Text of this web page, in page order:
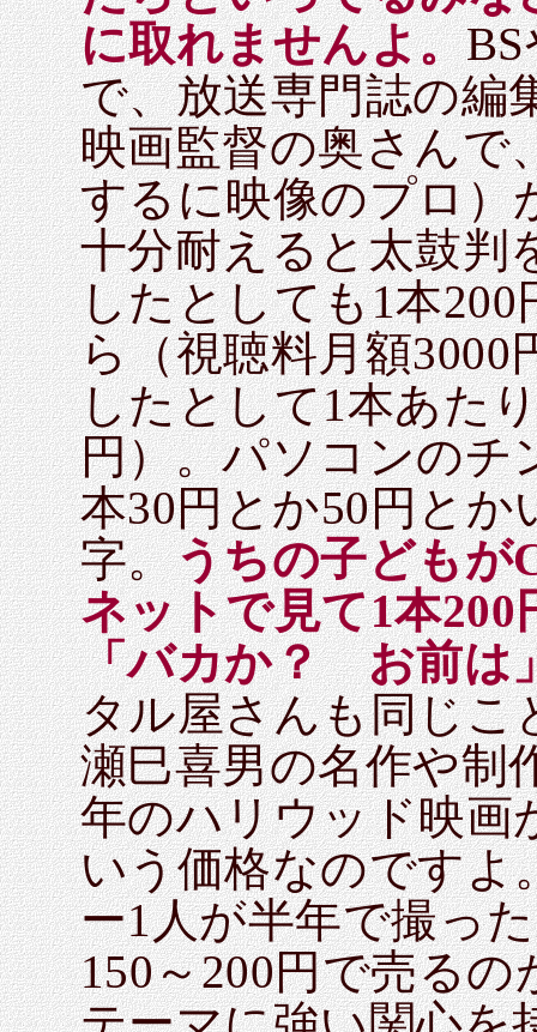
に取れませんよ。
で、放送専門誌の編
映画監督の奥さんで
するに映像のプロ）
十分耐えると太鼓判
したとしても1本
ら（視聴料月額3000
したとして1本あた
円）。パソコンのチ
本30円とか50円と
字。うちの子どもが
ネットで見て1本
「バカか？ お前は
タル屋さんも同じこ
瀬巳喜男の名作や制
年のハリウッド映画
いう価格なのですよ
ー1人が半年で撮っ
150～200円で売る